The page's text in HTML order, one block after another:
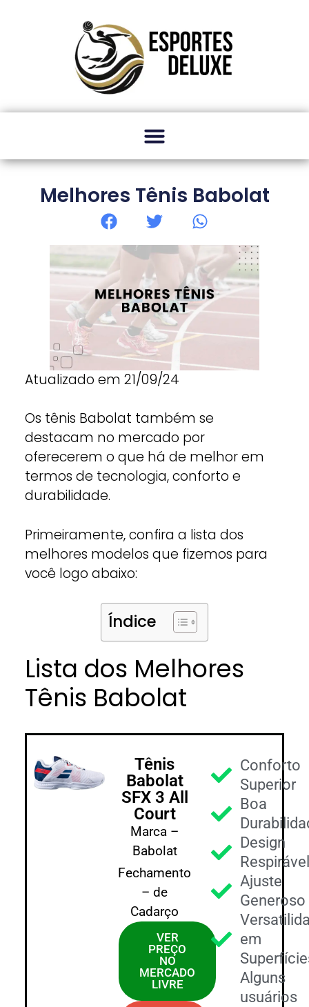
Melhores Tênis Babolat
Atualizado em 21/09/24
Os tênis Babolat também se
destacam no mercado por
oferecerem o que há de melhor em
termos de tecnologia, conforto e
durabilidade.
Primeiramente, confira a lista dos
melhores modelos que fizemos para
você logo abaixo:
Índice
Lista dos Melhores
Tênis Babolat
Tênis
Babolat
SFX 3 All
Court
Marca –
Babolat
Fechamento
– de
Cadarço
VER
PREÇO
NO
MERCADO
LIVRE
Conforto
Superior
Boa
Design
Ajuste
Generoso
em
Alguns
usuários